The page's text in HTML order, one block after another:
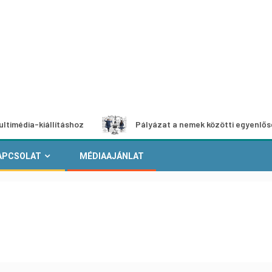
Pályázat a nemek közötti egyenlőség
MÉDIAAJÁNLAT